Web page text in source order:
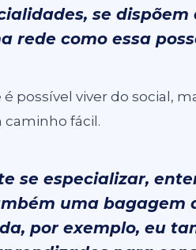
se
rede como essa
é possível viver do social,
caminho fácil.
se especializar,
uma bagagem
por exemplo, eu